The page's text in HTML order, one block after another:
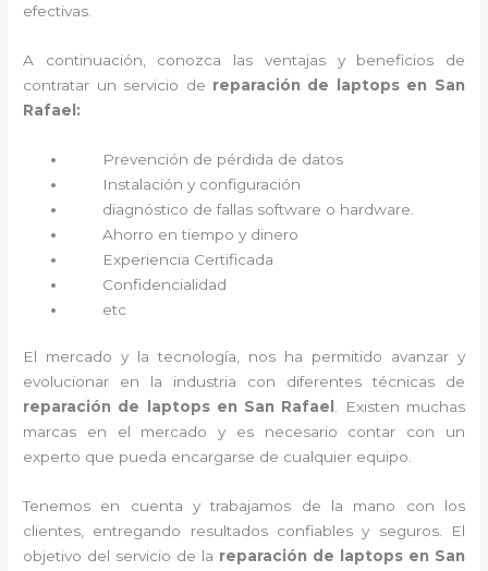
efectivas.
A continuación, conozca las ventajas y beneficios de
contratar un servicio de reparación de laptops en San
Rafael:
Prevención de pérdida de datos
Instalación y configuración
diagnóstico de fallas software o hardware
Ahorro en tiempo y dinero
Experiencia Certificada
Confidencialidad
etc
El mercado y la tecnología, nos ha permitido avanzar y
evolucionar en la industria con diferentes técnicas de
reparación de laptops en San Rafael
. Existen muchas
marcas en el mercado y es necesario contar con un
experto que pueda encargarse de cualquier equipo.
Tenemos en cuenta y trabajamos de la mano con los
clientes, entregando resultados confiables y seguros. El
objetivo del servicio de la reparación de laptops en San